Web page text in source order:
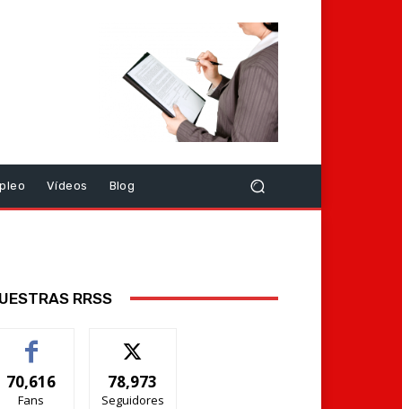
Vídeos Blog
RRSS
70,616
Fans
78,973
Seguidores